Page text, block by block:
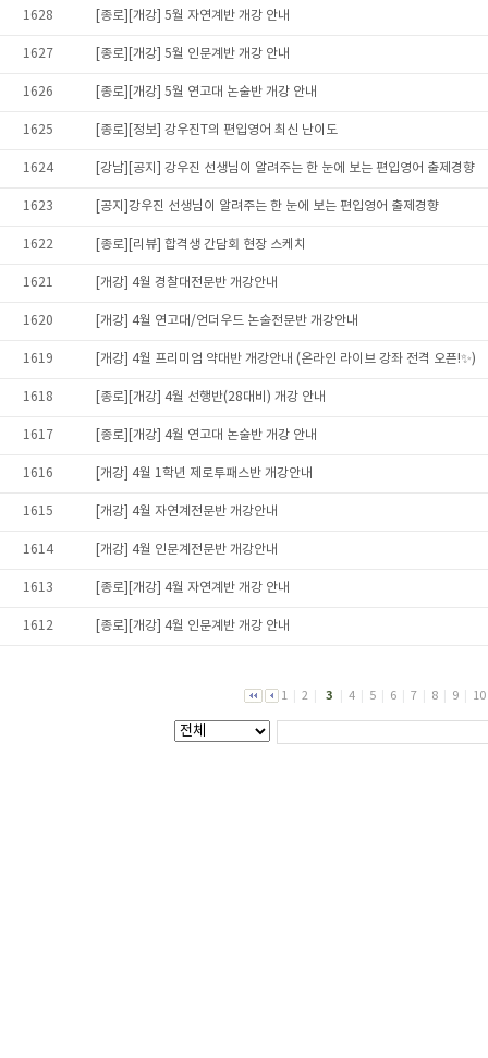
1628 [종로][개강] 5월 자연계반 개강 안내
1627 [종로][개강] 5월 인문계반 개강 안내
1626 [종로][개강] 5월 연고대 논술반 개강 안내
1625 [종로][정보] 강우진T의 편입영어 최신 난이도
1624 [강남][공지] 강우진 선생님이 알려주는 한 눈에 보는 편입영어 출제경향
1623 [공지]강우진 선생님이 알려주는 한 눈에 보는 편입영어 출제경향
1622 [종로][리뷰] 합격생 간담회 현장 스케치
1621 [개강] 4월 경찰대전문반 개강안내
1620 [개강] 4월 연고대/언더우드 논술전문반 개강안내
1619 [개강] 4월 프리미엄 약대반 개강안내 (온라인 라이브 강좌 전격 오픈!✨)
1618 [종로][개강] 4월 선행반(28대비) 개강 안내
1617 [종로][개강] 4월 연고대 논술반 개강 안내
1616 [개강] 4월 1학년 제로투패스반 개강안내
1615 [개강] 4월 자연계전문반 개강안내
1614 [개강] 4월 인문계전문반 개강안내
1613 [종로][개강] 4월 자연계반 개강 안내
1612 [종로][개강] 4월 인문계반 개강 안내
1 2 3 4 5 6 7 8 9 10